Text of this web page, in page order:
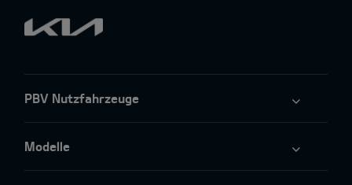
PBV Nutzfahrzeuge
Modelle